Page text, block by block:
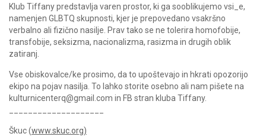
Klub Tiffany predstavlja varen prostor, ki ga sooblikujemo vsi_e,
namenjen GLBTQ skupnosti, kjer je prepovedano vsakršno
verbalno ali fizično nasilje. Prav tako se ne tolerira homofobije,
transfobije, seksizma, nacionalizma, rasizma in drugih oblik
zatiranj.
Vse obiskovalce/ke prosimo, da to upoštevajo in hkrati opozorijo
ekipo na pojav nasilja. To lahko storite osebno ali nam pišete na
kulturnicenterq@gmail.com in FB stran kluba Tiffany.
Škuc (www.skuc.org)